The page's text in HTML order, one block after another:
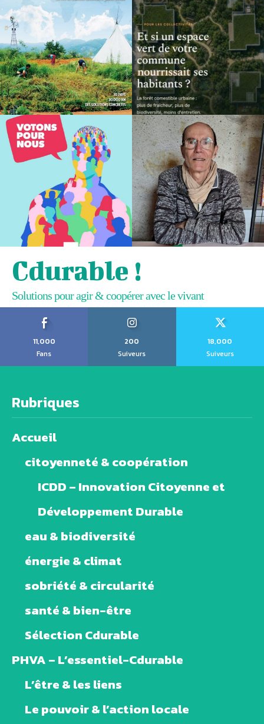
Cdurable !
Solutions pour agir & coopérer avec le vivant
11,000
Fans
200
Suiveurs
18,000
Suiveurs
Rubriques
Accueil
citoyenneté & coopération
ICDD – Innovation Citoyenne et
Développement Durable
eau & biodiversité
énergie & climat
sobriété & circularité
santé & bien-être
Sélection Cdurable
PHVA – L’essentiel-Cdurable
L’être & les liens
Le pouvoir & l’action locale